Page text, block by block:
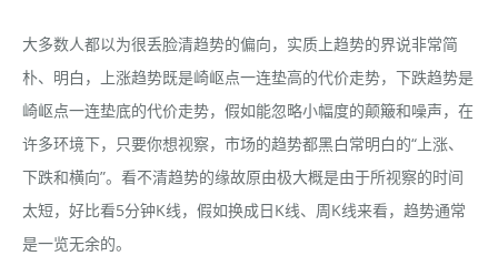
大多数人都以为很丢脸清趋势的偏向，实质上趋势的界说非常简
朴、明白，上涨趋势既是崎岖点一连垫高的代价走势，下跌趋势是
崎岖点一连垫底的代价走势，假如能忽略小幅度的颠簸和噪声，在
许多环境下，只要你想视察，市场的趋势都黑白常明白的“上涨、
下跌和横向”。看不清趋势的缘故原由极大概是由于所视察的时间
太短，好比看5分钟K线，假如换成日K线、周K线来看，趋势通常
是一览无余的。